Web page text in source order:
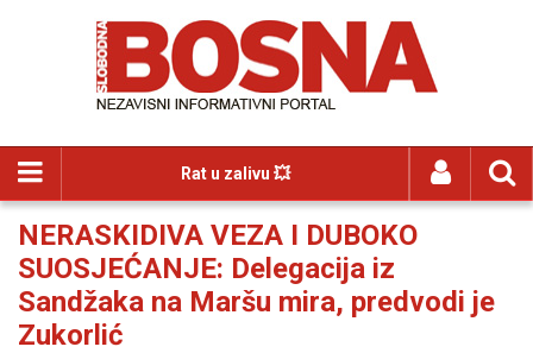
Rat u zalivu 💥
NERASKIDIVA VEZA I DUBOKO
SUOSJEĆANJE: Delegacija iz
Sandžaka na Maršu mira, predvodi je
Zukorlić